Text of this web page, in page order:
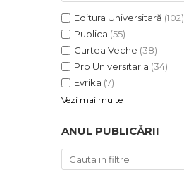
Editura Universitară (102)
Publica (55)
Curtea Veche (38)
Pro Universitaria (34)
Evrika (7)
Vezi mai multe
ANUL PUBLICĂRII